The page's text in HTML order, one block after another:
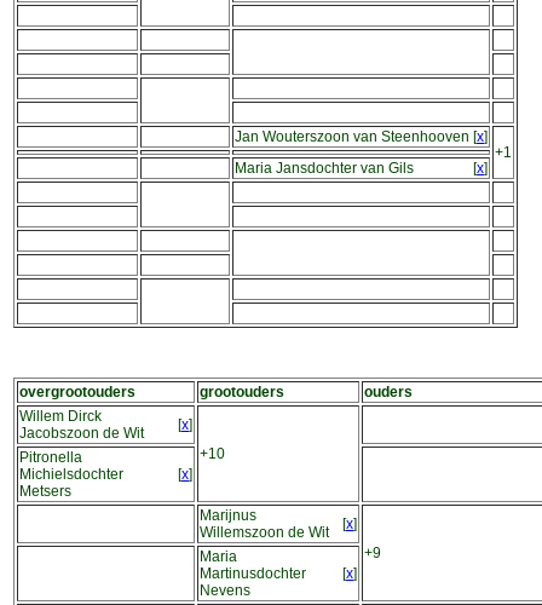
Jan Wouterszoon van Steenhooven [x]
+1
Maria Jansdochter van Gils
[x]
overgrootouders grootouders
ouders
Willem Dirck
Jacobszoon de Wit
[x]
+10
Pitronella
Michielsdochter
Metsers
[x]
Marijnus
Willemszoon de Wit
[x]
+9
Maria
Martinusdochter
Nevens
[x]